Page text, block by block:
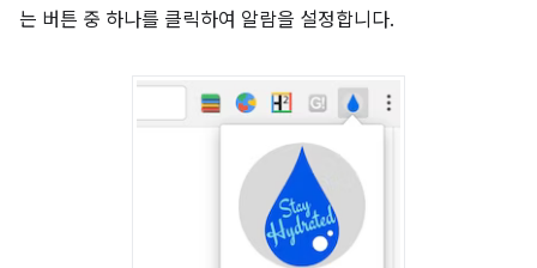
는 버튼 중 하나를 클릭하여 알람을 설정합니다.